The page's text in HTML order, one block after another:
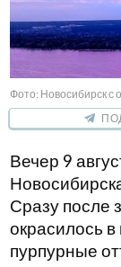
Фото: Новосибирск с
Вечер 9
Сразу после
окрасилось
пурпурные